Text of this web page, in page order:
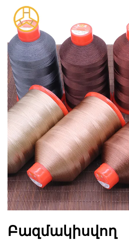
Բազմակիսվող